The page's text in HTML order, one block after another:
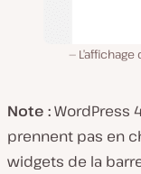
Note :WordPress
prennent pas en
widgets de la